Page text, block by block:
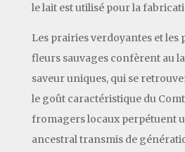
le lait est utilisé pour la
Les prairies verdoyantes et les
fleurs sauvages confèrent au
saveur uniques, qui se
le goût caractéristique du
fromagers locaux perpétuent
ancestral transmis de